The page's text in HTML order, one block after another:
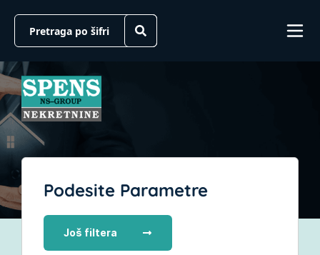
Podesite Parametre
Još filtera